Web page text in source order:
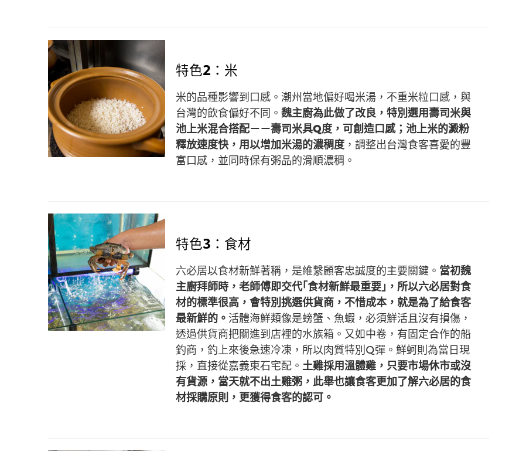
特色2：米
米的品種影響到口感。潮州當地偏好喝米湯，不重米粒口感，與
台灣的飲食偏好不同。 魏主廚為此做了改良，特別選用壽司米與
池上米混合搭配－－壽司米具Q度，可創造口感；池上米的澱粉
釋放速度快，用以增加米湯的濃稠度 ，調整出台灣食客喜愛的豐
富口感，並同時保有粥品的滑順濃稠。
特色3：食材
六必居以食材新鮮著稱，是維繫顧客忠誠度的主要關鍵。 當初魏
主廚拜師時，老師傅即交代｢食材新鮮最重要｣，所以六必居對食
材的標準很高，會特別挑選供貨商，不惜成本，就是為了給食客
最新鮮的。 活體海鮮類像是螃蟹、魚蝦，必須鮮活且沒有損傷，
透過供貨商把關進到店裡的水族箱。又如中卷，有固定合作的船
釣商，釣上來後急速冷凍，所以肉質特別Q彈。鮮蚵則為當日現
採，直接從嘉義東石宅配。 土雞採用溫體雞，只要市場休市或沒
有貨源，當天就不出土雞粥，此舉也讓食客更加了解六必居的食
材採購原則，更獲得食客的認可。